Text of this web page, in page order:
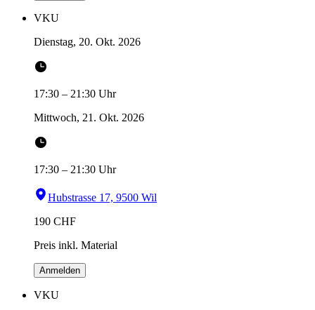
VKU
Dienstag, 20. Okt. 2026
17:30 – 21:30 Uhr
Mittwoch, 21. Okt. 2026
17:30 – 21:30 Uhr
Hubstrasse 17, 9500 Wil
190 CHF
Preis inkl. Material
Anmelden
VKU